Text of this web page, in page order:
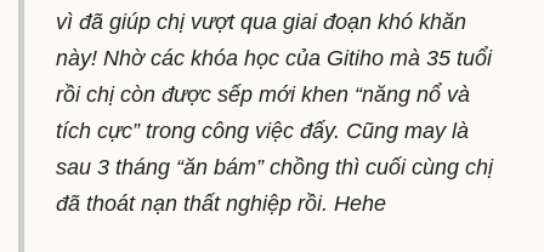
vì đã giúp chị vượt qua giai đoạn khó khăn
này! Nhờ các khóa học của Gitiho mà 35 tuổi
rồi chị còn được sếp mới khen “năng nổ và
tích cực” trong công việc đấy. Cũng may là
sau 3 tháng “ăn bám” chồng thì cuối cùng chị
đã thoát nạn thất nghiệp rồi. Hehe